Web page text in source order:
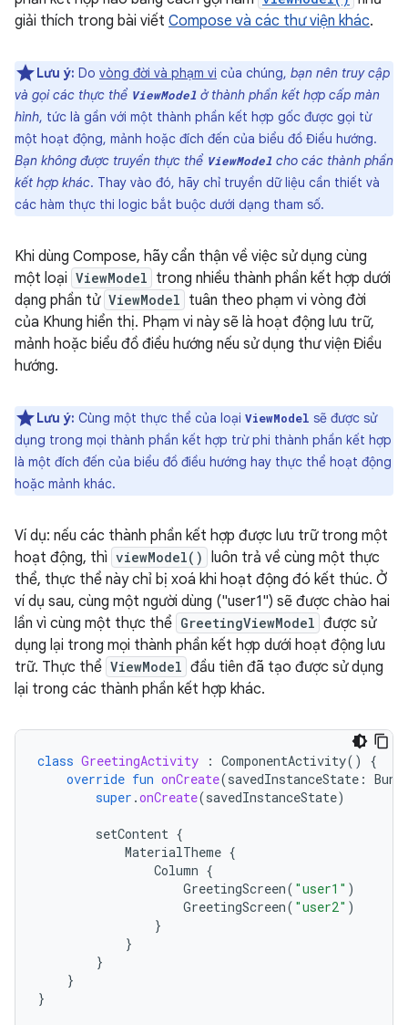
giải thích trong bài viết Compose và các thư viện khác.
Lưu ý: Do vòng đời và phạm vi của chúng, bạn nên truy cập
và gọi các thực thể ViewModel ở thành phần kết hợp cấp màn
hình, tức là gần với một thành phần kết hợp gốc được gọi từ
một hoạt động, mảnh hoặc đích đến của biểu đồ Điều hướng.
Bạn không được truyền thực thể ViewModel cho các thành phần
kết hợp khác. Thay vào đó, hãy chỉ truyền dữ liệu cần thiết và
các hàm thực thi logic bắt buộc dưới dạng tham số.
Khi dùng Compose, hãy cẩn thận về việc sử dụng cùng
một loại ViewModel trong nhiều thành phần kết hợp dưới
dạng phần tử ViewModel tuân theo phạm vi vòng đời
của Khung hiển thị. Phạm vi này sẽ là hoạt động lưu trữ,
mảnh hoặc biểu đồ điều hướng nếu sử dụng thư viện Điều
hướng.
Lưu ý: Cùng một thực thể của loại ViewModel sẽ được sử
dụng trong mọi thành phần kết hợp trừ phi thành phần kết hợp
là một đích đến của biểu đồ điều hướng hay thực thể hoạt động
hoặc mảnh khác.
Ví dụ: nếu các thành phần kết hợp được lưu trữ trong một
hoạt động, thì viewModel() luôn trả về cùng một thực
thể, thực thể này chỉ bị xoá khi hoạt động đó kết thúc. Ở
ví dụ sau, cùng một người dùng ("user1") sẽ được chào hai
lần vì cùng một thực thể GreetingViewModel được sử
dụng lại trong mọi thành phần kết hợp dưới hoạt động lưu
trữ. Thực thể ViewModel đầu tiên đã tạo được sử dụng
lại trong các thành phần kết hợp khác.
class GreetingActivity : ComponentActivity()
{
override fun onCreate(savedInstanceState :
super .onCreate(savedInstanceState)
setContent {
MaterialTheme {
Column {
GreetingScreen( "user1" )
GreetingScreen( "user2" )
}
}
}
}
}